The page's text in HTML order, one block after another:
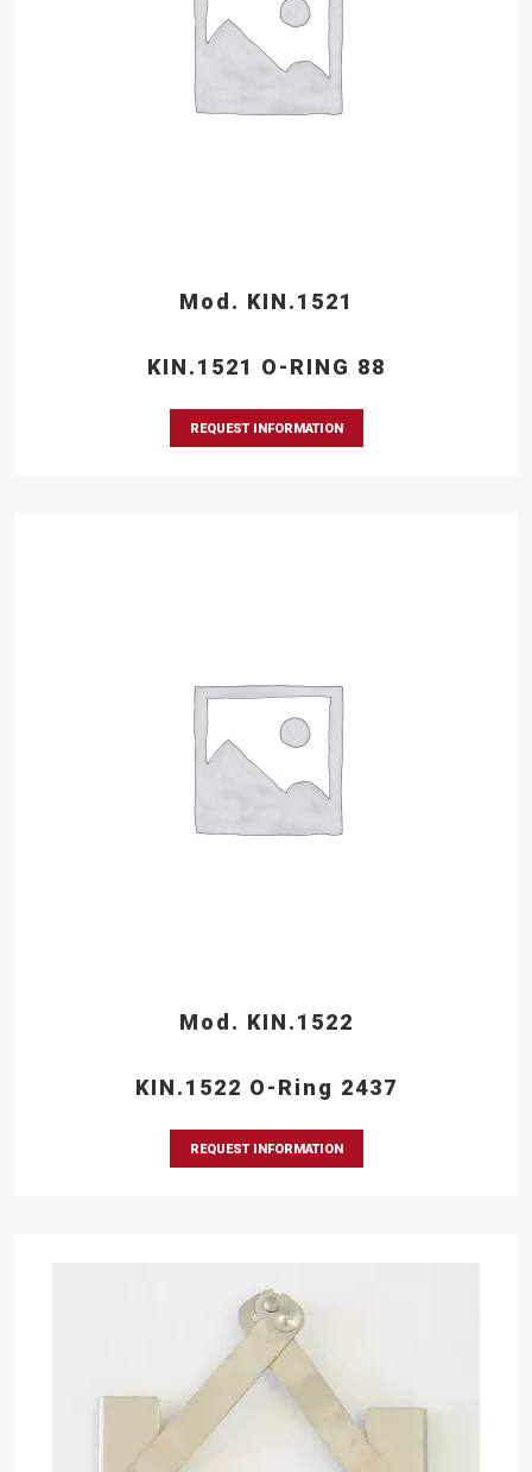
Mod. KIN.1521
KIN.1521 O-RING 88
REQUEST INFORMATION
Mod. KIN.1522
KIN.1522 O-Ring 2437
REQUEST INFORMATION